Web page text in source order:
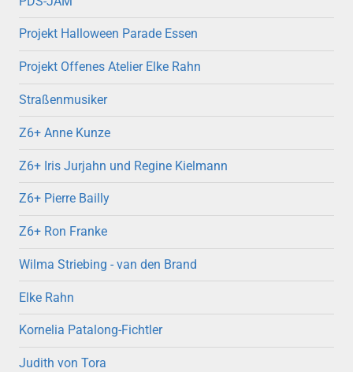
Projekt Halloween Parade Essen
Projekt Offenes Atelier Elke Rahn
Straßenmusiker
Z6+ Anne Kunze
Z6+ Iris Jurjahn und Regine Kielmann
Z6+ Pierre Bailly
Z6+ Ron Franke
Wilma Striebing - van den Brand
Elke Rahn
Kornelia Patalong-Fichtler
Judith von Tora